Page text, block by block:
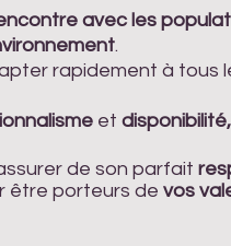
avec les
.
rapidement à tous
et disponibilité,
de son parfait
être porteurs de vos